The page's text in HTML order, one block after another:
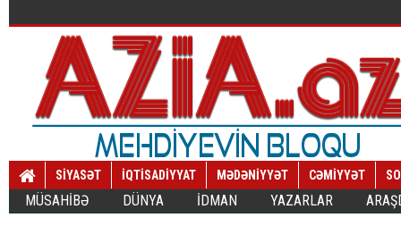
SİYASƏT İQTİSADİYYAT MƏDƏNİYYƏT CƏMİYYƏT
MÜSAHİBƏ DÜNYA İDMAN YAZARLAR